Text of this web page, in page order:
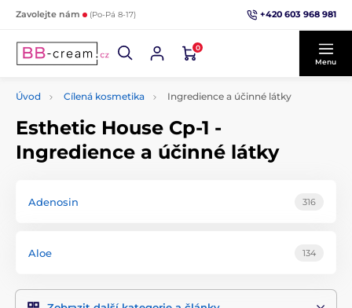
Zavolejte nám (Po-Pá 8-17) +420 603 968 981
0
Menu
Úvod Cílená kosmetika Ingredience a účinné látky
Esthetic House Cp-1 -
Ingredience a účinné látky
Adenosin 316
Aloe 134